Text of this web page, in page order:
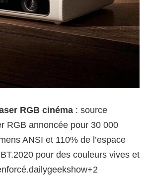
RGB cinéma : source
RGB annoncée pour 30 000
ANSI et 110% de l’espace
pour des couleurs vives et